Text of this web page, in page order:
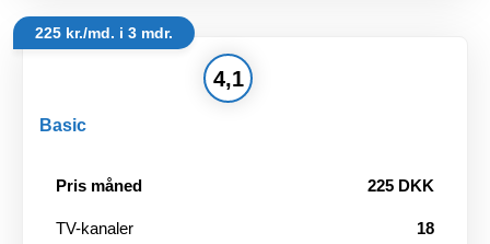
225 kr./md. i 3 mdr.
Basic
4,1
Pris måned 225 DKK
TV-kanaler
18